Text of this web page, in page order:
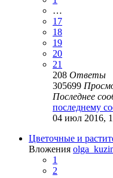
…
17
18
19
20
21
208 Ответы
305699
Последнее
последнему
04 июл 2016,
Цветочные и
Вложения
1
2